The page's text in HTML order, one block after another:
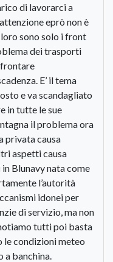
di lavorarci a
eprò non è
sono solo i front
dei trasporti
E’ il tema
e va scandagliato
in tutte le sue
il problema ora
privata causa
aspetti causa
Blunavy nata come
l’autorità
idonei per
di servizio, ma non
tutti poi basta
le condizioni meteo
a banchina.